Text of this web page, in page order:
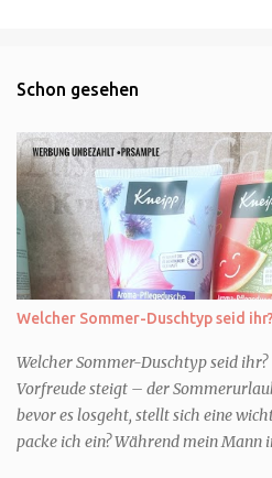
Schon gesehen
Welcher Sommer-Duschtyp seid ihr?
Welcher Sommer-Duschtyp seid
Vorfreude steigt – der
bevor es losgeht, stellt sich eine
packe ich ein? Während mein Mann